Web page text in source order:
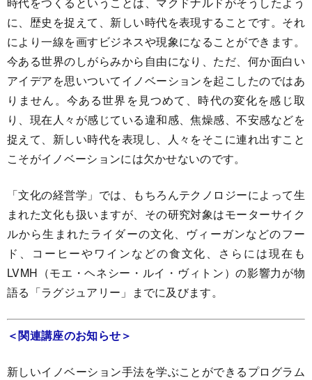
に、歴史を捉えて、新しい時代を表現することです。それ
により一線を画すビジネスや現象になることができます。
今ある世界のしがらみから自由になり、ただ、何か面白い
アイデアを思いついてイノベーションを起こしたのではあ
りません。今ある世界を見つめて、時代の変化を感じ取
り、現在人々が感じている違和感、焦燥感、不安感などを
捉えて、新しい時代を表現し、人々をそこに連れ出すこと
こそがイノベーションには欠かせないのです。
「文化の経営学」では、もちろんテクノロジーによって生
まれた文化も扱いますが、その研究対象はモーターサイク
ルから生まれたライダーの文化、ヴィーガンなどのフー
ド、コーヒーやワインなどの食文化、さらには現在も
LVMH（モエ・ヘネシー・ルイ・ヴィトン）の影響力が物
語る「ラグジュアリー」までに及びます。
＜関連講座のお知らせ＞
新しいイノベーション手法を学ぶことができるプログラム